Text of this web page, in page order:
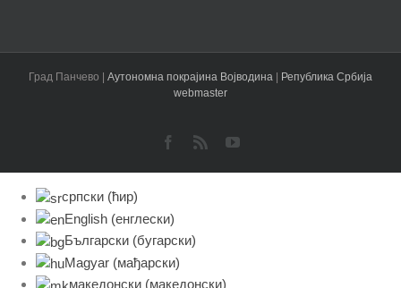
Град Панчево | Аутономна покрајина Војводина
Република Србија
webmaster
Facebook
Rss YouTube
српски (ћир)
English (енглески)
Български (бугарски)
Magyar (мађарски)
македонски (македонски)